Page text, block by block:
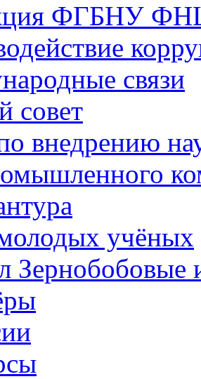
ФГБНУ
связи
совет
внедрению
учёных
Зернобобовые